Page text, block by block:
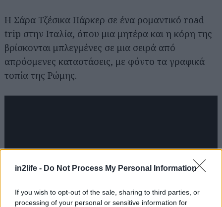
in2life - Do Not Process My Personal Information
If you wish to opt-out of the sale, sharing to third parties, or
processing of your personal or sensitive information for
Η Σάρα Τζέσικα Πάρκερ σε ένα ρομαντικό road
trip στην Ιταλία, όπου μια μητέρα και η κόρη της
βρίσκονται μπλεγμένες σε μια σειρά από
απρόσμενες καταστάσεις, με φόντο τα γραφικά
τοπία της Ρώμης.